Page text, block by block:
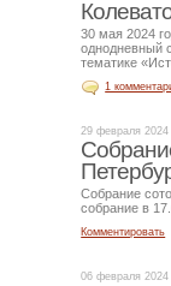
30 мая 2024
однодневный
тематике
1
29 февраля 2024
Собрание
собрание в
Комментировать
06 февраля 2024